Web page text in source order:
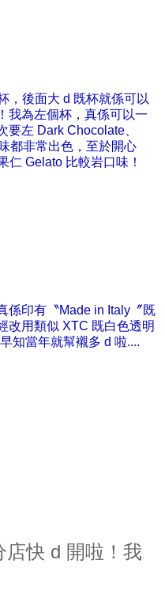
，後面大 d 既杯就係可以
我為左個杯，真係可以一
要左 Dark Chocolate、
都非常出色，至於開心
仁 Gelato 比較岩口味！
係印有〝Made in Italy〞既
改用類似 XTC 既白色透明
知當年就幫襯多 d 啦....
店快 d 開啦！我